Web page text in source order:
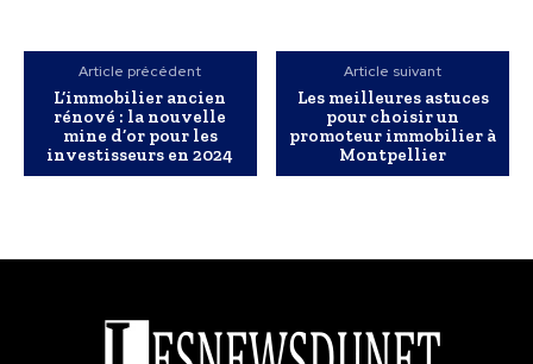
Article précédent
L’immobilier ancien
rénové : la nouvelle
mine d’or pour les
investisseurs en 2024
Article suivant
Les meilleures astuces
pour choisir un
promoteur immobilier à
Montpellier